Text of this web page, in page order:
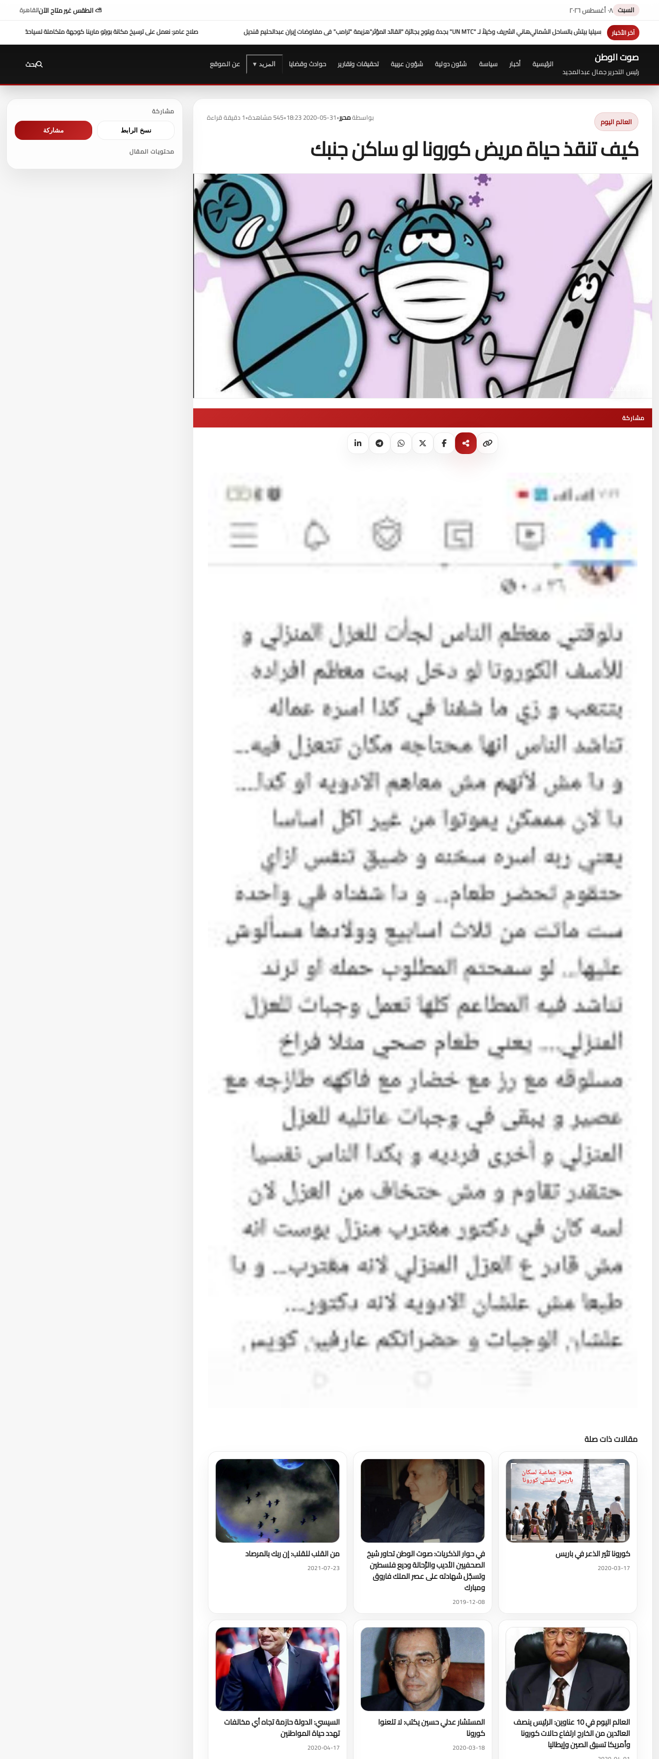
السبت ٠٨ أغسطس ٢٠٢٦ ⛅ الطقس غير متاح الآنالقاهرة
آخر الأخبار
د. طه محمد أبو الشيخ يكتب :للتيسير علي المواطنين ...وزير العدل يفتتح محكمة بورفؤاد الجزئية عزاء واجب ..صلاح عامر: نعمل على ترسيخ مكانة بورتو مارينا كوجهة متكاملة لسياحة اليخوت في مصرهزيمة "ترامب" فى مفاوضات إيران عبدالحليم قنديل
صوت الوطن
رئيس التحرير جمال عبدالمجيد
الرئيسية أخبار سياسة شئون دولية شؤون عربية تحقيقات وتقارير حوادث وقضايا المزيد ▾ عن الموقع بحث
العالم اليوم بواسطةمحرر•
2020-05-31 18:23
•545 مشاهدة •1 دقيقة قراءة
كيف تنقذ حياة مريض كورونا لو ساكن جنبك
صورة توضيحية
مشاركة
مقالات ذات صلة
كورونا تثير الذعر في باريس
2020-03-17
في حوار الذكريات: صوت الوطن تحاور شيخ
الصحفيين الأديب والرَّحالة وديع فلسطين
وتسجّل شهادته على عصر الملك فاروق
ومبارك
2019-12-08
من القلب للقلب: إن ربك بالمرصاد
2021-07-23
العالم اليوم في 10 عناوين: الرئيس ينصف
العائدين من الخارج ارتفاع حالات كورونا
وأمريكا تسبق الصين وإيطاليا
المستشار عدلي حسين يكتب: لا تلعنوا
كورونا
2020-03-18
السيسي: الدولة حازمة تجاه أي مخالفات
تهدد حياة المواطنين
2020-04-17
مشاركة
نسخ الرابط مشاركة
محتويات المقال